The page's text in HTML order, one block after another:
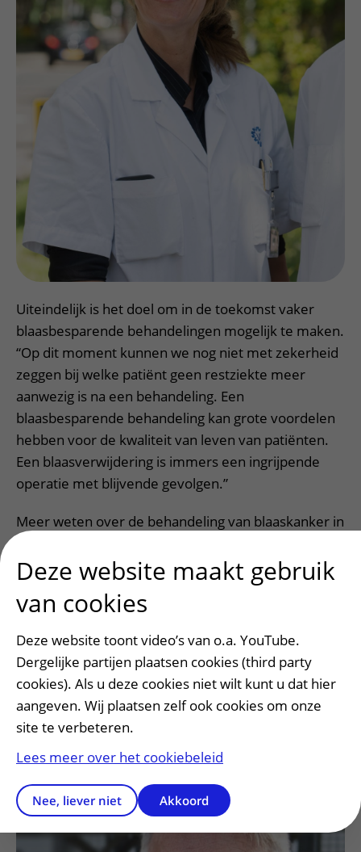
Uiteindelijk is het doel om in de toekomst vaker
blaasbesparende behandelingen mogelijk te maken.
“Op dit moment kunnen we nog niet met zekerheid
zeggen bij welke patiënt geen restziekte meer
aanwezig is na een behandeling. Een
blaasbesparende behandeling kan grote voordelen
hebben voor de kwaliteit van leven van patiënten.
Een blaasverwijdering is immers een ingrijpende
operatie met blijvende gevolgen.”
Meer weten over de behandeling van blaaskanker in
blaaskanker.
Verpleegkundig specialist Bert
van Rixtel: “Patiënten hoeven niet
steeds opnieuw hun verhaal te
vertellen”
Deze website maakt gebruik
van cookies
Deze website toont video’s van o.a. YouTube.
Dergelijke partijen plaatsen cookies (third party
cookies). Als u deze cookies niet wilt kunt u dat hier
aangeven. Wij plaatsen zelf ook cookies om onze
site te verbeteren.
Lees meer over het cookiebeleid
Nee, liever niet Akkoord